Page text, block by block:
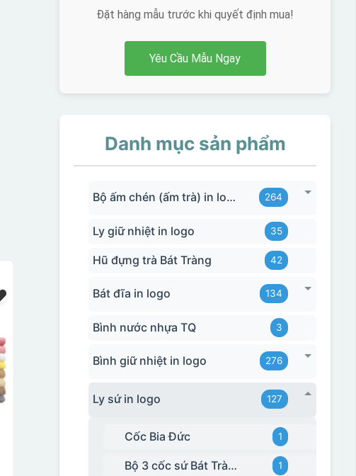
Đặt hàng mẫu trước khi quyết định mua!
Yêu Cầu Mẫu Ngay
Danh mục sản phẩm
Bộ ấm chén (ấm trà) in logo 264
Ly giữ nhiệt in logo 35
Hũ đựng trà Bát Tràng 42
Bát đĩa in logo 134
Bình nước nhựa TQ 3
Bình giữ nhiệt in logo 276
Ly sứ in logo 127
Cốc Bia Đức 1
Bộ 3 cốc sứ Bát Tràng 1